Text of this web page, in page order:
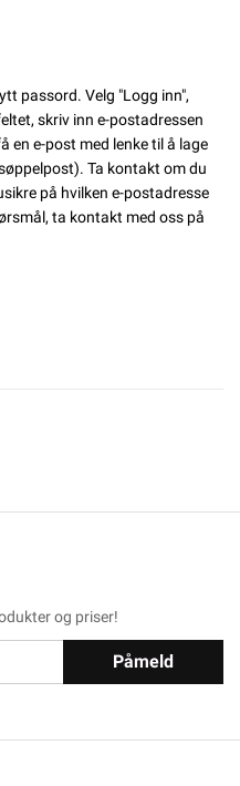
passord. Velg "Logg inn",
skriv inn e-postadressen
en e-post med lenke til å lage
Ta kontakt om du
på hvilken e-postadresse
ta kontakt med oss på
og priser!
Påmeld